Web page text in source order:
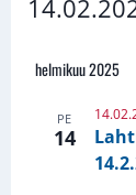
päivä.
helmikuu 2025
PE
14